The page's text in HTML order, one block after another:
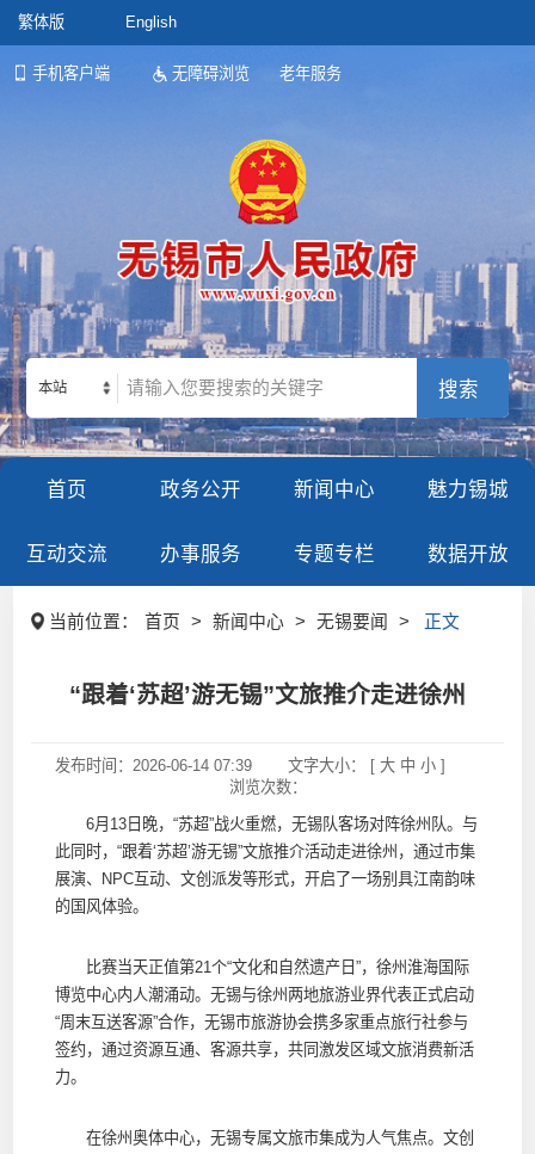
繁体版 English
手机客户端 无障碍浏览 老年服务
本站
首页 政务公开 新闻中心 魅力锡城
互动交流 办事服务 专题专栏 数据开放
当前位置： 首页 > 新闻中心 > 无锡要闻 > 正文
“跟着‘苏超’游无锡”文旅推介走进徐州
发布时间： 2026-06-14 07:39 文字大小： [ 大 中 小]
浏览次数：
6月13日晚，“苏超”战火重燃，无锡队客场对阵徐州队。与
此同时，“跟着‘苏超’游无锡”文旅推介活动走进徐州，通过市集
展演、NPC互动、文创派发等形式，开启了一场别具江南韵味
的国风体验。
比赛当天正值第21个“文化和自然遗产日”，徐州淮海国际
博览中心内人潮涌动。无锡与徐州两地旅游业界代表正式启动
“周末互送客源”合作，无锡市旅游协会携多家重点旅行社参与
签约，通过资源互通、客源共享，共同激发区域文旅消费新活
力。
在徐州奥体中心，无锡专属文旅市集成为人气焦点。文创